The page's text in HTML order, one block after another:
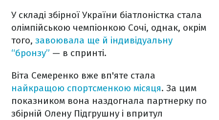
У складі збірної України біатлоністка стала
олімпійською чемпіонкою Сочі, однак, окрім
того, завоювала ще й індивідуальну
“бронзу” — в спринті.
Віта Семеренко вже вп'яте стала
найкращою спортсменкою місяця. За цим
показником вона наздогнала партнерку по
збірній Олену Підгрушну і впритул